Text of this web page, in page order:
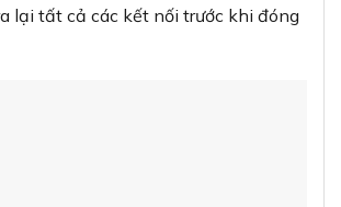
lại tất cả các kết nối trước khi đóng